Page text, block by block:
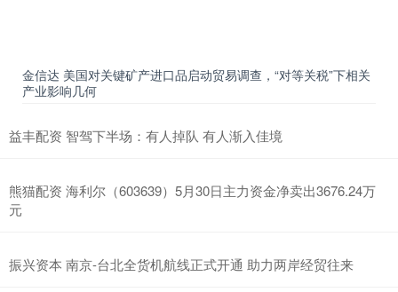
金信达 美国对关键矿产进口品启动贸易调查，“对等关税”下相关
产业影响几何
益丰配资 智驾下半场：有人掉队 有人渐入佳境
熊猫配资 海利尔（603639）5月30日主力资金净卖出3676.24万
元
振兴资本 南京-台北全货机航线正式开通 助力两岸经贸往来